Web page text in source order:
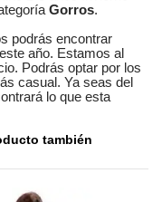
Gorros.
podrás encontrar
año. Estamos al
Podrás optar por los
casual. Ya seas del
lo que esta
también